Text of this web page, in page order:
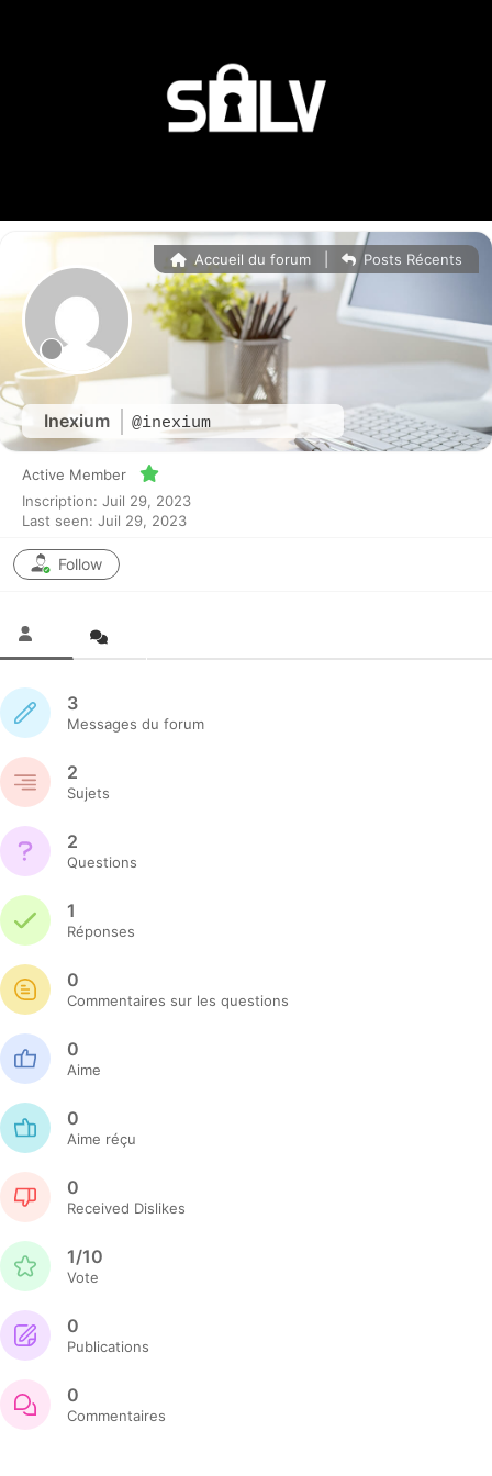
Inexium @inexium
Accueil du forum Posts Récents
Active Member
Inscription: Juil 29, 2023
Last seen: Juil 29, 2023
Follow
3
Messages du forum
2
Sujets
2
Questions
1
Réponses
0
Commentaires sur les questions
0
Aime
0
Aime réçu
0
Received Dislikes
1/10
Vote
0
Publications
0
Commentaires